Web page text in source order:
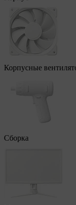
Корпусные
Сборка